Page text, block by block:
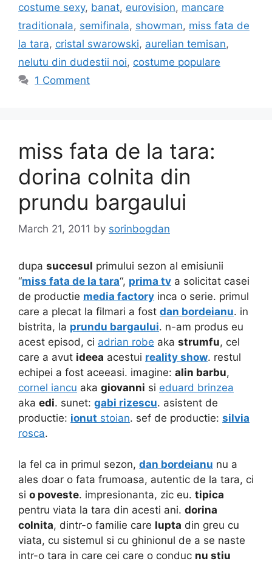
costume sexy, banat, eurovision, mancare
traditionala, semifinala, showman, miss fata de
la tara, cristal swarowski, aurelian temisan,
nelutu din dudestii noi, costume populare
1 Comment
miss fata de la tara:
dorina colnita din
prundu bargaului
March 21, 2011 by sorinbogdan
dupa succesul primului sezon al emisiunii
“miss fata de la tara“, prima tv a solicitat casei
de productie media factory inca o serie. primul
care a plecat la filmari a fost dan bordeianu. in
bistrita, la prundu bargaului. n-am produs eu
acest episod, ci adrian robe aka strumfu, cel
care a avut ideea acestui reality show. restul
echipei a fost aceeasi. imagine: alin barbu,
cornel iancu aka giovanni si eduard brinzea
aka edi. sunet: gabi rizescu. asistent de
productie: ionut stoian. sef de productie: silvia
rosca.
la fel ca in primul sezon, dan bordeianu nu a
ales doar o fata frumoasa, autentic de la tara, ci
si o poveste. impresionanta, zic eu. tipica
pentru viata la tara din acesti ani. dorina
colnita, dintr-o familie care lupta din greu cu
viata, cu sistemul si cu ghinionul de a se naste
intr-o tara in care cei care o conduc nu stiu